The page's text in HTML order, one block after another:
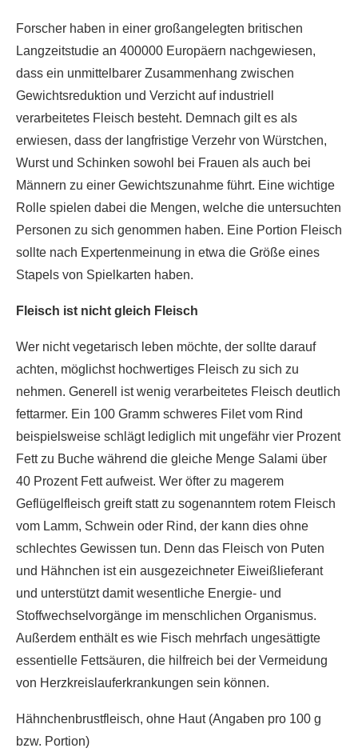
Forscher haben in einer großangelegten britischen
Langzeitstudie an 400000 Europäern nachgewiesen,
dass ein unmittelbarer Zusammenhang zwischen
Gewichtsreduktion und Verzicht auf industriell
verarbeitetes Fleisch besteht. Demnach gilt es als
erwiesen, dass der langfristige Verzehr von Würstchen,
Wurst und Schinken sowohl bei Frauen als auch bei
Männern zu einer Gewichtszunahme führt. Eine wichtige
Rolle spielen dabei die Mengen, welche die untersuchten
Personen zu sich genommen haben. Eine Portion Fleisch
sollte nach Expertenmeinung in etwa die Größe eines
Stapels von Spielkarten haben.
Fleisch ist nicht gleich Fleisch
Wer nicht vegetarisch leben möchte, der sollte darauf
achten, möglichst hochwertiges Fleisch zu sich zu
nehmen. Generell ist wenig verarbeitetes Fleisch deutlich
fettarmer. Ein 100 Gramm schweres Filet vom Rind
beispielsweise schlägt lediglich mit ungefähr vier Prozent
Fett zu Buche während die gleiche Menge Salami über
40 Prozent Fett aufweist. Wer öfter zu magerem
Geflügelfleisch greift statt zu sogenanntem rotem Fleisch
vom Lamm, Schwein oder Rind, der kann dies ohne
schlechtes Gewissen tun. Denn das Fleisch von Puten
und Hähnchen ist ein ausgezeichneter Eiweißlieferant
und unterstützt damit wesentliche Energie- und
Stoffwechselvorgänge im menschlichen Organismus.
Außerdem enthält es wie Fisch mehrfach ungesättigte
essentielle Fettsäuren, die hilfreich bei der Vermeidung
von Herzkreislauferkrankungen sein können.
Hähnchenbrustfleisch, ohne Haut (Angaben pro 100 g
bzw. Portion)